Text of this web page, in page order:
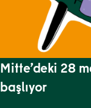
Mitte’deki 28
başlıyor